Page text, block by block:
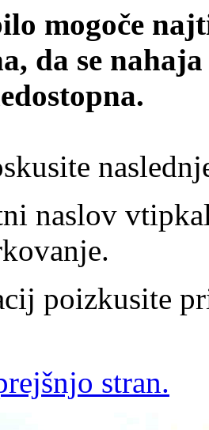
mogoče
da se
naslov
poizkusite
stran.